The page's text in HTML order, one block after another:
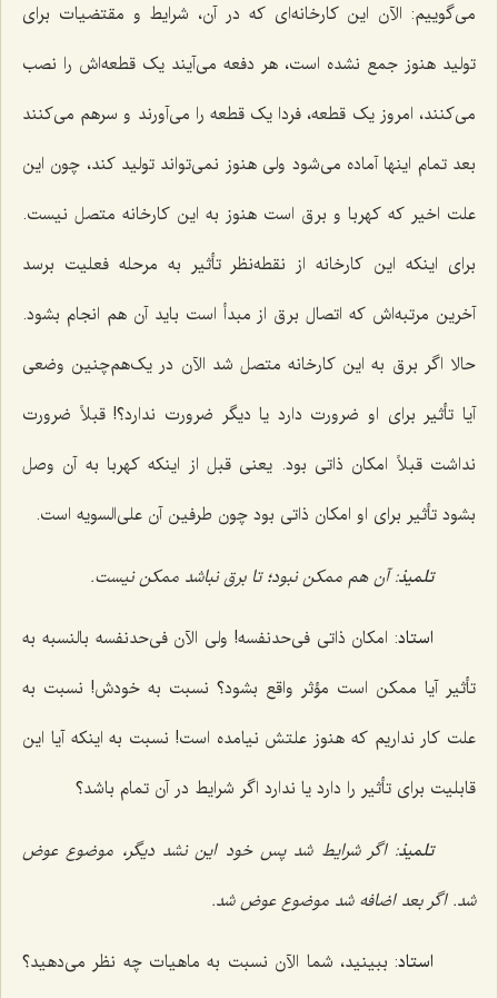
مى‌گوییم: الآن این کارخانه‌اى که در آن، شرایط و مقتضیات براى
تولید هنوز جمع نشده است، هر دفعه مى‌آیند یک قطعه‌اش را نصب
مى‌کنند، امروز یک قطعه، فردا یک قطعه را می‌آورند و سرهم می‌کنند
بعد تمام اینها آماده مى‌شود ولى هنوز نمى‌تواند تولید کند، چون این
علت اخیر که کهربا و برق است هنوز به این کارخانه متصل نیست.
براى اینکه این کارخانه از نقطه‌نظر تأثیر به مرحله فعلیت برسد
آخرین مرتبه‌اش که اتصال برق از مبدأ است باید آن هم انجام بشود.
حالا اگر برق به این کارخانه متصل شد الآن در یک‌هم‌چنین وضعى
آیا تأثیر براى او ضرورت دارد یا دیگر ضرورت ندارد؟! قبلاً ضرورت
نداشت قبلاً امکان ذاتى بود. یعنى قبل از اینکه کهربا به آن وصل
بشود تأثیر براى او امکان ذاتى بود چون طرفین آن على‌السویه است.
تلمیذ: آن هم ممکن نبود؛ تا برق نباشد ممکن نیست.
استاد: امکان ذاتى فى‌حدنفسه! ولى الآن فى‌حدنفسه بالنسبه به
تأثیر آیا ممکن است مؤثر واقع بشود؟ نسبت به خودش! نسبت به
علت کار نداریم که هنوز علتش نیامده است! نسبت به اینکه آیا این
قابلیت براى تأثیر را دارد یا ندارد اگر شرایط در آن تمام باشد؟
تلمیذ: اگر شرایط شد پس خود این نشد دیگر، موضوع عوض
شد. اگر بعد اضافه شد موضوع عوض شد.
استاد: ببینید، شما الآن نسبت به ماهیات چه نظر مى‌دهید؟